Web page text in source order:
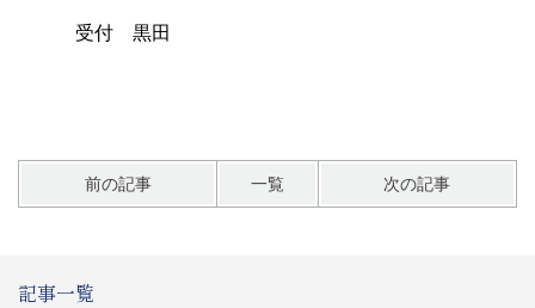
受付 黒田
前の記事 一覧 次の記事
記事一覧